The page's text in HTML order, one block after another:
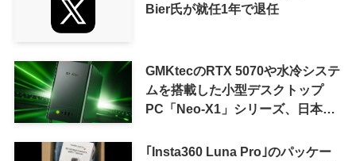
Bier氏が就任1年で退任
GMKtecのRTX 5070や水冷システ
ムを搭載した小型デスクトップ
PC「Neo-X1」シリーズ、日本で
｢Insta360 Luna Pro｣のパッケー